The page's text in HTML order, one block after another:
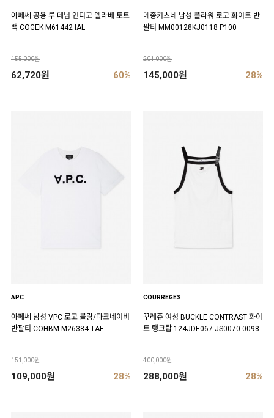
아페쎄 공용 루 데님 인디고 델라베 토트
백 COGEK M61442 IAL
155,000원
62,720원 60%
메종키츠네 남성 플라워 로고 화이트 반
팔티 MM00128KJ0118 P100
201,000원
145,000원 28%
APC
아페쎄 남성 VPC 로고 블랑/다크네이비
반팔티 COHBM M26384 TAE
151,000원
109,000원 28%
COURREGES
꾸레쥬 여성 BUCKLE CONTRAST 화이
트 탱크탑 124JDE067 JS0070 0098
400,000원
288,000원 28%